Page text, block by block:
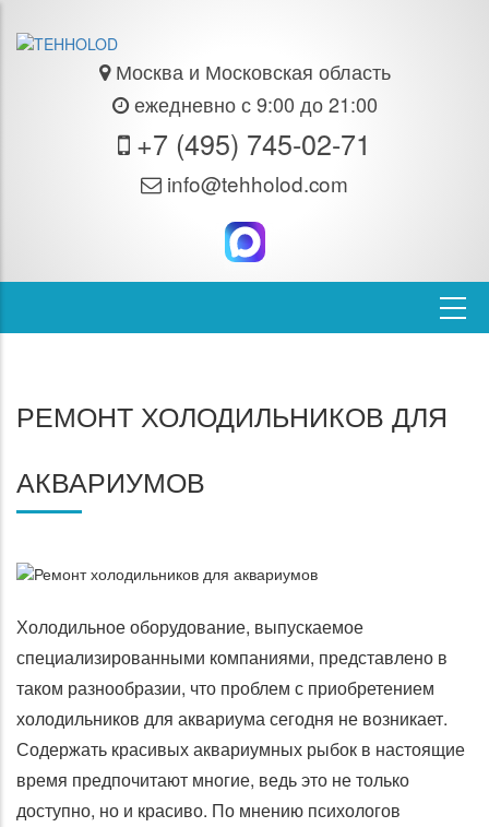
Москва и Московская область
ежедневно с 9:00 до 21:00
+7 (495) 745-02-71
info@tehholod.com
РЕМОНТ ХОЛОДИЛЬНИКОВ ДЛЯ
АКВАРИУМОВ
Холодильное оборудование, выпускаемое
специализированными компаниями, представлено в
таком разнообразии, что проблем с приобретением
холодильников для аквариума сегодня не возникает.
Содержать красивых аквариумных рыбок в настоящие
время предпочитают многие, ведь это не только
доступно, но и красиво. По мнению психологов